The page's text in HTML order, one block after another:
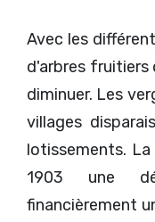
Avec les
d'arbres fruitiers
diminuer. Les
villages
lotissements.
1903 une
financièrement